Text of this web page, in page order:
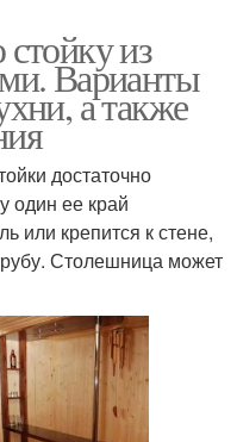
из
Варианты
а также
достаточно
один ее край
или крепится к стене,
Столешница может